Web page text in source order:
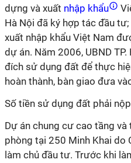
dựng và xuất nhập khẩu
Hà Nội đã ký hợp tác đầu
xuất nhập khẩu Việt Nam
dự án. Năm 2006, UBND
đích sử dụng đất để thực
hoàn thành, bàn giao đưa
Số tiền sử dụng đất phải
Dự án chung cư cao tầng
phòng tại 250 Minh Khai do
làm chủ đầu tư. Trước khi